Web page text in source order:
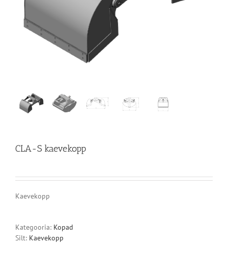
CLA-S kaevekopp
Kaevekopp
Kategooria: Kopad
Silt: Kaevekopp